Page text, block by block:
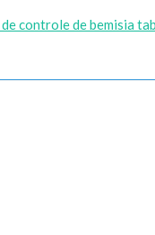
controle de bemisia